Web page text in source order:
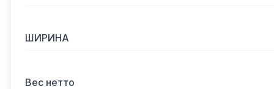
ШИРИНА
Вес нетто